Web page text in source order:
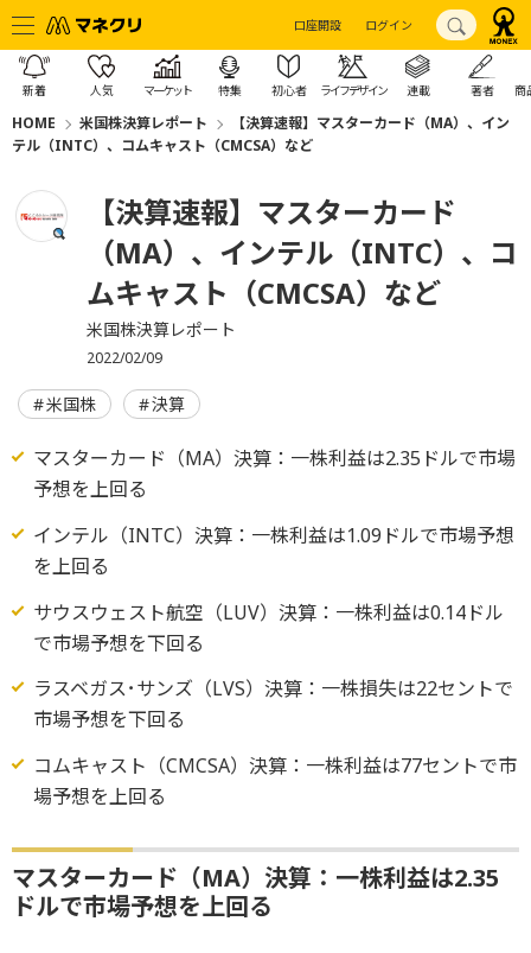
口座開設 ログイン
新着 人気 マーケット 特集 初心者 ライフデザイン 連載 著者 商
HOME 米国株決算レポート
【決算速報】マスターカード（MA）、イン
テル（INTC）、コムキャスト（CMCSA）など
【決算速報】マスターカード
（MA）、インテル（INTC）、コ
ムキャスト（CMCSA）など
米国株決算レポート
2022/02/09
米国株 決算
マスターカード（MA）決算：一株利益は2.35ドルで市場
予想を上回る
インテル（INTC）決算：一株利益は1.09ドルで市場予想
を上回る
サウスウェスト航空（LUV）決算：一株利益は0.14ドル
で市場予想を下回る
ラスベガス･サンズ（LVS）決算：一株損失は22セントで
市場予想を下回る
コムキャスト（CMCSA）決算：一株利益は77セントで市
場予想を上回る
マスターカード（MA）決算：一株利益は2.35
ドルで市場予想を上回る